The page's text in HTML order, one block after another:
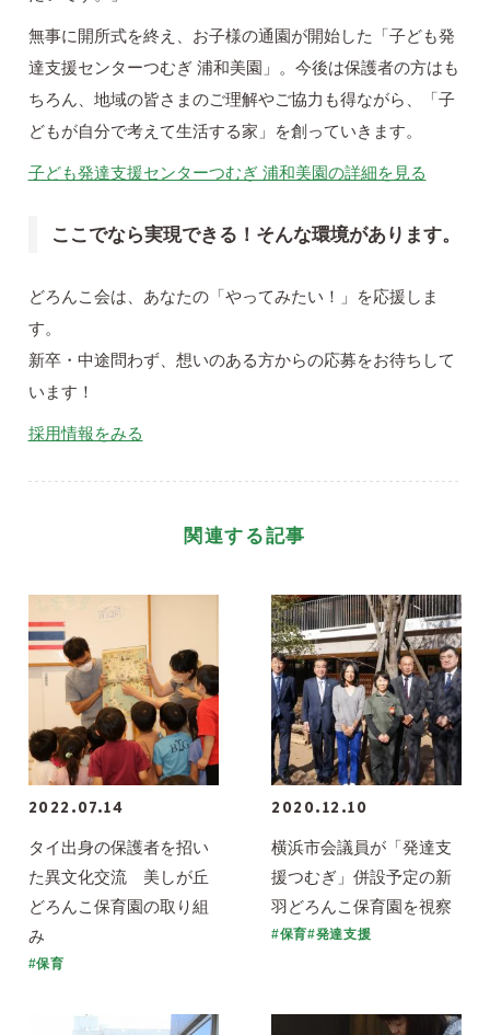
無事に開所式を終え、お子様の通園が開始した「子ども発
達支援センターつむぎ 浦和美園」。今後は保護者の方はも
ちろん、地域の皆さまのご理解やご協力も得ながら、「子
どもが自分で考えて生活する家」を創っていきます。
子ども発達支援センターつむぎ 浦和美園の詳細を見る
ここでなら実現できる！そんな環境があります。
どろんこ会は、あなたの「やってみたい！」を応援しま
す。
新卒・中途問わず、想いのある方からの応募をお待ちして
います！
採用情報をみる
関連する記事
2022.07.14
タイ出身の保護者を招い
た異文化交流 美しが丘
どろんこ保育園の取り組
み
#保育
2020.12.10
横浜市会議員が「発達支
援つむぎ」併設予定の新
羽どろんこ保育園を視察
#保育#発達支援